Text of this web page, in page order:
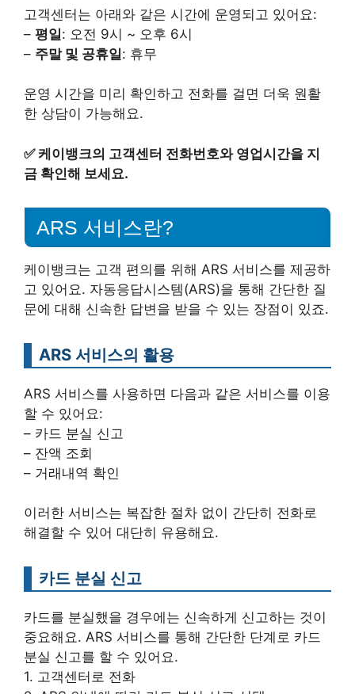
고객센터는 아래와 같은 시간에 운영되고 있어요:
– 평일: 오전 9시 ~ 오후 6시
– 주말 및 공휴일: 휴무
운영 시간을 미리 확인하고 전화를 걸면 더욱 원활
한 상담이 가능해요.
✅케이뱅크의 고객센터 전화번호와 영업시간을 지
금 확인해 보세요.
ARS 서비스란?
케이뱅크는 고객 편의를 위해 ARS 서비스를 제공하
고 있어요. 자동응답시스템(ARS)을 통해 간단한 질
문에 대해 신속한 답변을 받을 수 있는 장점이 있죠.
ARS 서비스의 활용
ARS 서비스를 사용하면 다음과 같은 서비스를 이용
할 수 있어요:
– 카드 분실 신고
– 잔액 조회
– 거래내역 확인
이러한 서비스는 복잡한 절차 없이 간단히 전화로
해결할 수 있어 대단히 유용해요.
카드 분실 신고
카드를 분실했을 경우에는 신속하게 신고하는 것이
중요해요. ARS 서비스를 통해 간단한 단계로 카드
분실 신고를 할 수 있어요.
1. 고객센터로 전화